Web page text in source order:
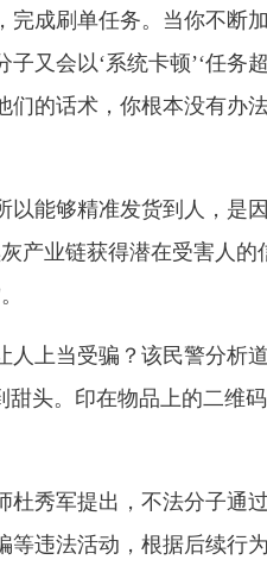
完成刷单任务。当你不断
又会以‘系统卡顿’‘任务
们的话术，你根本没有办
能够精准发货到人，是
产业链获得潜在受害人
上当受骗？该民警分析
甜头。印在物品上的二维
秀军提出，不法分子通
等违法活动，根据后续行